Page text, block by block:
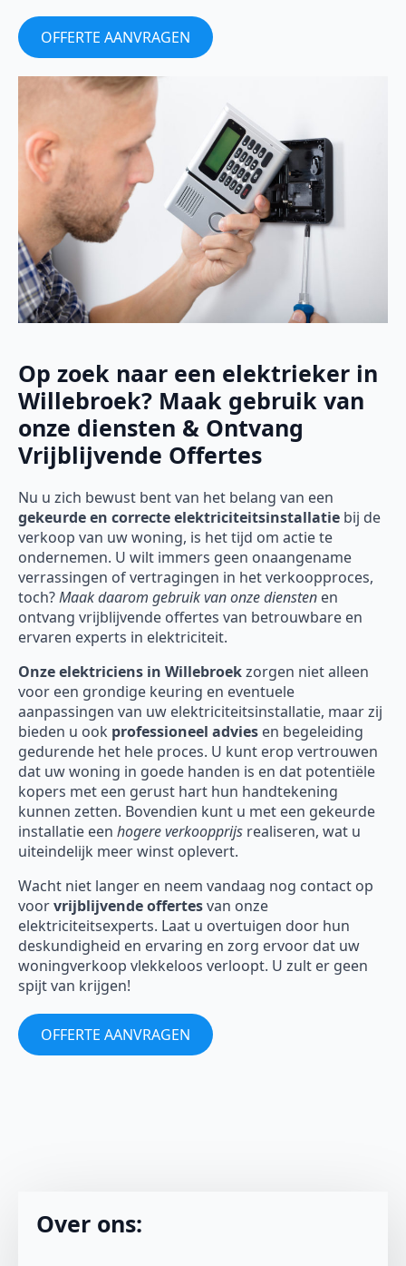
OFFERTE AANVRAGEN
Op zoek naar een elektrieker in
Willebroek? Maak gebruik van
onze diensten & Ontvang
Vrijblijvende Offertes
Nu u zich bewust bent van het belang van een
gekeurde en correcte elektriciteitsinstallatie bij de
verkoop van uw woning, is het tijd om actie te
ondernemen. U wilt immers geen onaangename
verrassingen of vertragingen in het verkoopproces,
toch?Maak daarom gebruik van onze diensten en
ontvang vrijblijvende offertes van betrouwbare en
ervaren experts in elektriciteit.
Onzeelektriciens in Willebroekzorgen niet alleen
voor een grondige keuring en eventuele
aanpassingen van uw elektriciteitsinstallatie, maar zij
bieden u ook professioneel advies en begeleiding
gedurende het hele proces. U kunt erop vertrouwen
dat uw woning in goede handen is en dat potentiële
kopers met een gerust hart hun handtekening
kunnen zetten. Bovendien kunt u met een gekeurde
installatie een hogere verkoopprijs realiseren, wat u
uiteindelijk meer winst oplevert.
Wacht niet langer en neem vandaag nog contact op
voorvrijblijvende offertesvan onze
elektriciteitsexperts. Laat u overtuigen door hun
deskundigheid en ervaring en zorg ervoor dat uw
woningverkoop vlekkeloos verloopt. U zult er geen
spijt van krijgen!
OFFERTE AANVRAGEN
Over ons: